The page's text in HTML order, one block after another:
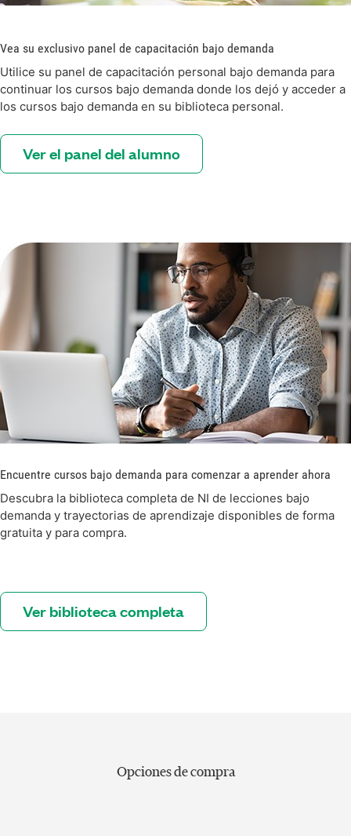
Vea su exclusivo panel de capacitación bajo demanda
Utilice su panel de capacitación personal bajo demanda para
continuar los cursos bajo demanda donde los dejó y acceder a
los cursos bajo demanda en su biblioteca personal.
Ver el panel del alumno
Encuentre cursos bajo demanda para comenzar a aprender ahora
Descubra la biblioteca completa de NI de lecciones bajo
demanda y trayectorias de aprendizaje disponibles de forma
gratuita y para compra.
Ver biblioteca completa
Opciones de compra